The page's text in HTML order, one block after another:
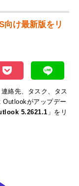
向け最新版をリ
絡先、タスク、タス
がアップデー
5.2621.1 」をリ